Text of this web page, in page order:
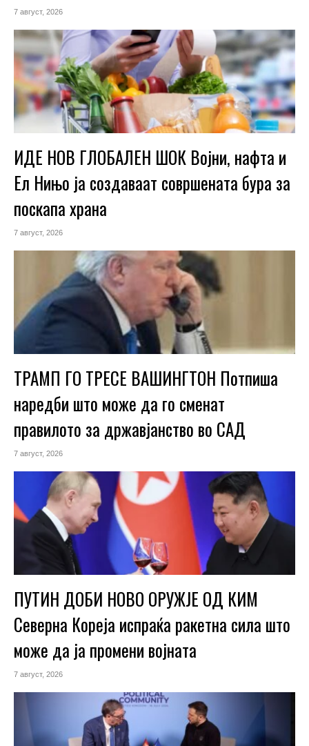
7 август, 2026
ИДЕ НОВ ГЛОБАЛЕН ШОК Војни, нафта и
Ел Нињо ја создаваат совршената бура за
поскапа храна
7 август, 2026
ТРАМП ГО ТРЕСЕ ВАШИНГТОН Потпиша
наредби што може да го сменат
правилото за државјанство во САД
7 август, 2026
ПУТИН ДОБИ НОВО ОРУЖЈЕ ОД КИМ
Северна Кореја испраќа ракетна сила што
може да ја промени војната
7 август, 2026